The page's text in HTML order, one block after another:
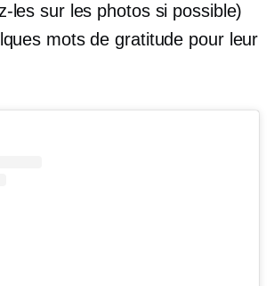
les sur les photos si possible)
mots de gratitude pour leur